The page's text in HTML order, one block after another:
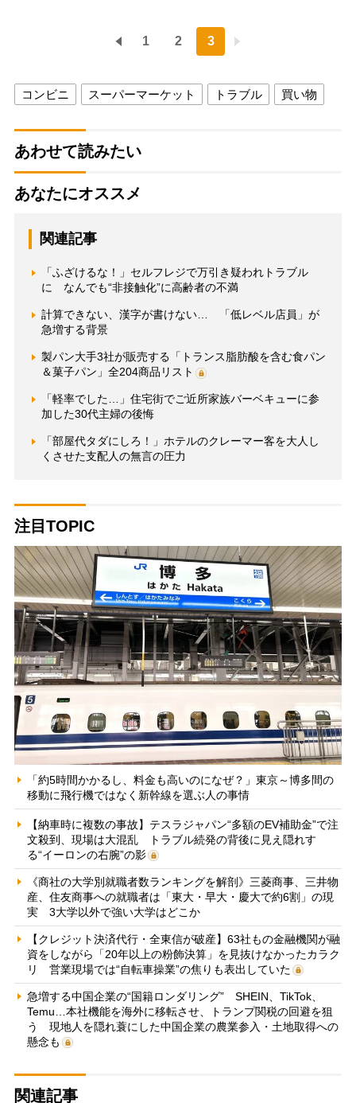
1 2 3
コンビニ スーパーマーケット トラブル 買い物
あわせて読みたい
あなたにオススメ
関連記事
「ふざけるな！」セルフレジで万引き疑われトラブル
に なんでも“非接触化”に高齢者の不満
計算できない、漢字が書けない… 「低レベル店員」が
急増する背景
製パン大手3社が販売する「トランス脂肪酸を含む食パン
＆菓子パン」全204商品リスト
「軽率でした…」住宅街でご近所家族バーベキューに参
加した30代主婦の後悔
「部屋代タダにしろ！」ホテルのクレーマー客を大人し
くさせた支配人の無言の圧力
注目TOPIC
「約5時間かかるし、料金も高いのになぜ？」東京～博多間の
移動に飛行機ではなく新幹線を選ぶ人の事情
【納車時に複数の事故】テスラジャパン“多額のEV補助金”で注
文殺到、現場は大混乱 トラブル続発の背後に見え隠れす
る“イーロンの右腕”の影
《商社の大学別就職者数ランキングを解剖》三菱商事、三井物
産、住友商事への就職者は「東大・早大・慶大で約6割」の現
実 3大学以外で強い大学はどこか
【クレジット決済代行・全東信が破産】63社もの金融機関が融
資をしながら「20年以上の粉飾決算」を見抜けなかったカラク
リ 営業現場では“自転車操業”の焦りも表出していた
急増する中国企業の“国籍ロンダリング” SHEIN、TikTok、
Temu…本社機能を海外に移転させ、トランプ関税の回避を狙
う 現地人を隠れ蓑にした中国企業の農業参入・土地取得への
懸念も
関連記事